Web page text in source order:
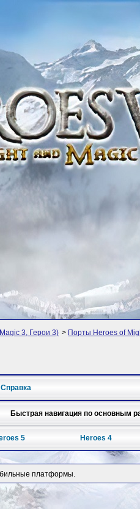
3, Герои 3) > Порты Heroes of
Справка
Быстрая навигация по основным
5 Heroes 4
платформы.